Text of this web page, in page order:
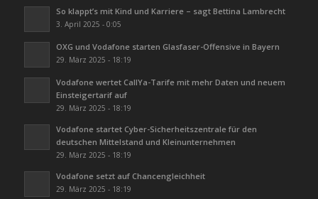
So klappt’s mit Kind und Karriere – sagt Bettina Lambrecht
3. April 2025 - 0:05
OXG und Vodafone starten Glasfaser-Offensive in Bayern
29. März 2025 - 18:19
Vodafone wertet CallYa-Tarife mit mehr Daten und neuem
Einsteigertarif auf
29. März 2025 - 18:19
Vodafone startet Cyber-Sicherheitszentrale für den
deutschen Mittelstand und Kleinunternehmen
29. März 2025 - 18:19
Vodafone setzt auf Chancengleichheit
29. März 2025 - 18:19